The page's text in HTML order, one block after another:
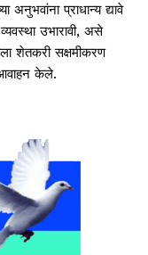
अनुभवांना प्राधान्य द्यावे
उभारावी, असे
शेतकरी सक्षमीकरण
केले.